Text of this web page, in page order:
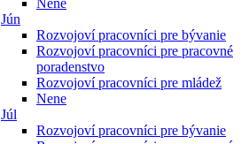
Nene
Jún
Rozvojoví pracovníci pre bývanie
Rozvojoví pracovníci pre pracovné
poradenstvo
Rozvojoví pracovníci pre mládež
Nene
Júl
Rozvojoví pracovníci pre bývanie